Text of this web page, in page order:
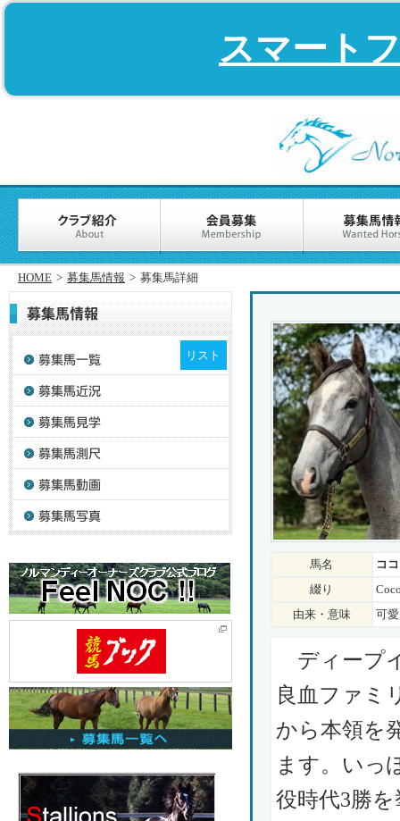
スマート
HOME > 募集馬情報 > 募集馬詳細
リスト
馬名
コ
綴り
由来・意味
可
ディープ
良血ファミ
から本領を
ます。いっ
役時代3勝